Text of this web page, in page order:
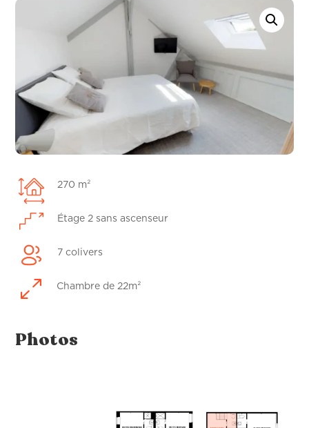
270 m²
Étage 2 sans ascenseur
7 colivers
0 Chambre de 22m²
Photos